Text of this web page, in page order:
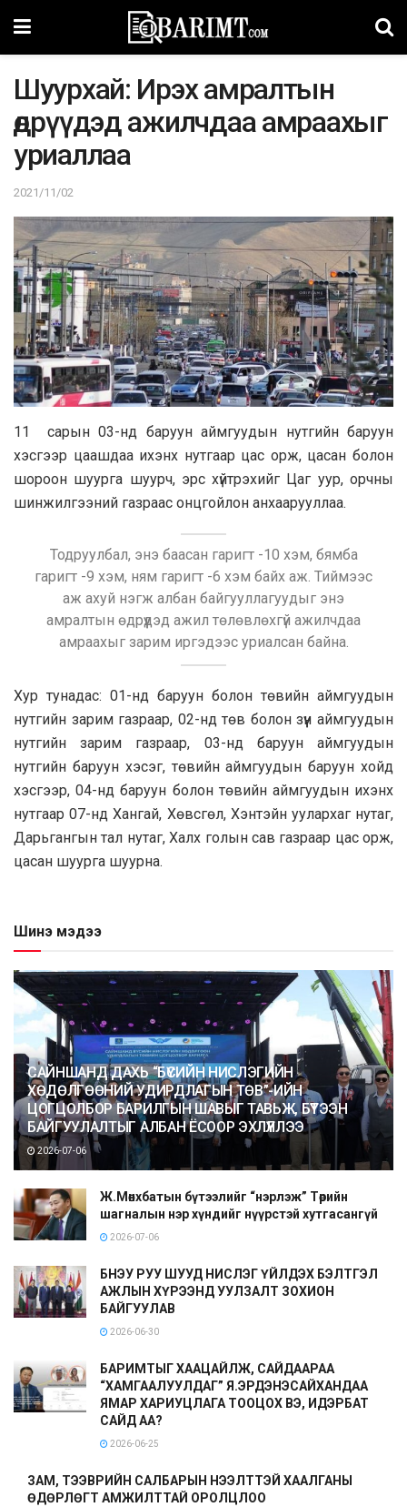
Шуурхай: Ирэх амралтын
өдрүүдэд ажилчдаа амраахыг
уриаллаа
2021/11/02
11 сарын 03-нд баруун аймгуудын нутгийн баруун
хэсгээр цаашдаа ихэнх нутгаар цас орж, цасан болон
шороон шуурга шуурч, эрс хүйтрэхийг Цаг уур, орчны
шинжилгээний газраас онцгойлон анхаарууллаа.
Тодруулбал, энэ баасан гаригт -10 хэм, бямба
гаригт -9 хэм, ням гаригт -6 хэм байх аж. Тиймээс
аж ахуй нэгж албан байгууллагуудыг энэ
амралтын өдрүүдэд ажил төлөвлөхгүй ажилчдаа
амраахыг зарим иргэдээс уриалсан байна.
Хур тунадас: 01-нд баруун болон төвийн аймгуудын
нутгийн зарим газраар, 02-нд төв болон зүүн аймгуудын
нутгийн зарим газраар, 03-нд баруун аймгуудын
нутгийн баруун хэсэг, төвийн аймгуудын баруун хойд
хэсгээр, 04-нд баруун болон төвийн аймгуудын ихэнх
нутгаар 07-нд Хангай, Хөвсгөл, Хэнтэйн уулархаг нутаг,
Дарьгангын тал нутаг, Халх голын сав газраар цас орж,
цасан шуурга шуурна.
Шинэ мэдээ
САЙНШАНД ДАХЬ “БҮСИЙН НИСЛЭГИЙН
ХӨДӨЛГӨӨНИЙ УДИРДЛАГЫН ТӨВ”-ИЙН
ЦОГЦОЛБОР БАРИЛГЫН ШАВЫГ ТАВЬЖ, БҮТЭЭН
БАЙГУУЛАЛТЫГ АЛБАН ЁСООР ЭХЛҮҮЛЛЭЭ
2026-07-06
Ж.Мөнхбатын бүтээлийг “нэрлэж” Төрийн
шагналын нэр хүндийг нүүрстэй хутгасангүй
2026-07-06
БНЭУ РУУ ШУУД НИСЛЭГ ҮЙЛДЭХ БЭЛТГЭЛ
АЖЛЫН ХҮРЭЭНД УУЛЗАЛТ ЗОХИОН
БАЙГУУЛАВ
2026-06-30
БАРИМТЫГ ХААЦАЙЛЖ, САЙДААРАА
“ХАМГААЛУУЛДАГ” Я.ЭРДЭНЭСАЙХАНДАА
ЯМАР ХАРИУЦЛАГА ТООЦОХ ВЭ, ИДЭРБАТ
САЙД АА?
2026-06-25
ЗАМ, ТЭЭВРИЙН САЛБАРЫН НЭЭЛТТЭЙ ХААЛГАНЫ
ӨДӨРЛӨГТ АМЖИЛТТАЙ ОРОЛЦЛОО